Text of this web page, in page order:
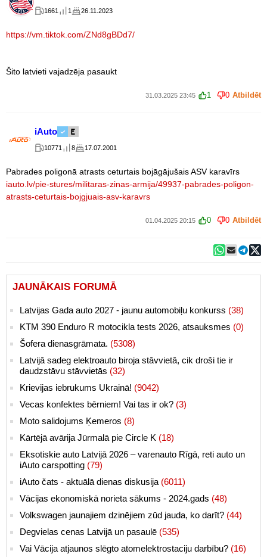
1661 1 26.11.2023
https://vm.tiktok.com/ZNd8gBDd7/
Šito latvieti vajadzēja pasaukt
31.03.2025 23:45 1 0 Atbildēt
iAuto
10771 8 17.07.2001
Pabrades poligonā atrasts ceturtais bojāgājušais ASV karavīrs
iauto.lv/pie-stures/militaras-zinas-armija/49937-pabrades-poligon-
atrasts-ceturtais-bojgjuais-asv-karavrs
01.04.2025 20:15 0 0 Atbildēt
JAUNĀKAIS FORUMĀ
Latvijas Gada auto 2027 - jaunu automobiļu konkurss (38)
KTM 390 Enduro R motocikla tests 2026, atsauksmes (0)
Šofera dienasgrāmata. (5308)
Latvijā sadeg elektroauto biroja stāvvietā, cik droši tie ir
daudzstāvu stāvvietās (32)
Krievijas iebrukums Ukrainā! (9042)
Vecas konfektes bērniem! Vai tas ir ok? (3)
Moto salidojums Ķemeros (8)
Kārtējā avārija Jūrmalā pie Circle K (18)
Eksotiskie auto Latvijā 2026 – varenauto Rīgā, reti auto un
iAuto carspotting (79)
iAuto čats - aktuālā dienas diskusija (6011)
Vācijas ekonomiskā norieta sākums - 2024.gads (48)
Volkswagen jaunajiem dzinējiem zūd jauda, ko darīt? (44)
Degvielas cenas Latvijā un pasaulē (535)
Vai Vācija atjaunos slēgto atomelektrostaciju darbību? (16)